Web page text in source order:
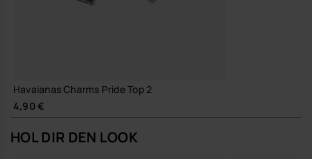
Havaianas Charms Pride Top 2
4,90 €
HOL DIR DEN LOOK